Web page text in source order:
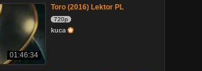
01:46:34
Toro (2016) Lektor PL
720p
kuca